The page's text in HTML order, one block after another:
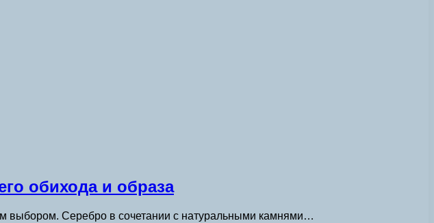
обихода и образа
выбором. Серебро в сочетании с натуральными камнями…